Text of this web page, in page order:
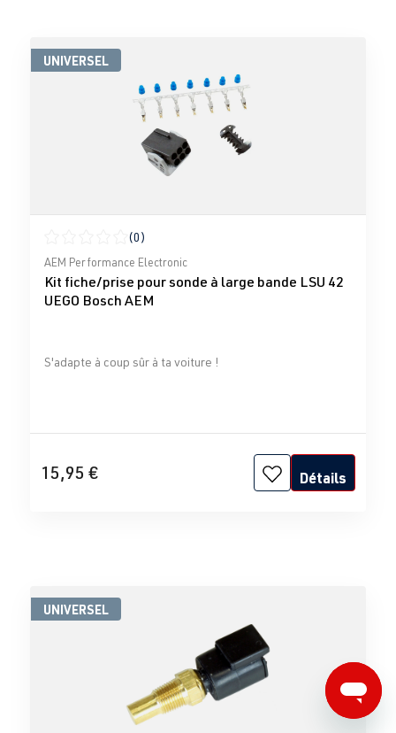
UNIVERSEL
Note moyenne de 0 sur 5 étoiles
(0)
AEM Performance Electronic
Kit fiche/prise pour sonde à large bande LSU 42
UEGO Bosch AEM
S'adapte à coup sûr à ta voiture !
15,95 € Détails
UNIVERSEL